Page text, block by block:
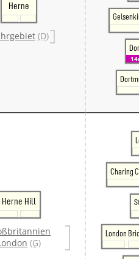
Herne
(D)
Herne Hill
(G)
Charing
London